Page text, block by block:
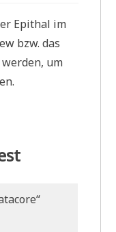
Epithal im
bzw. das
um